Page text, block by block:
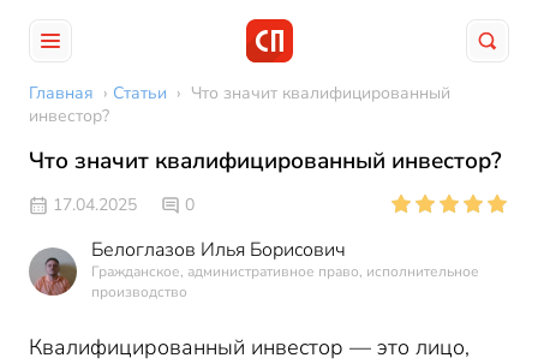
Главная › Статьи › Что значит квалифицированный
инвестор?
Что значит квалифицированный инвестор?
17.04.2025 0
Белоглазов Илья Борисович
Гражданское, административное право, исполнительное
производство
Квалифицированный инвестор — это лицо,